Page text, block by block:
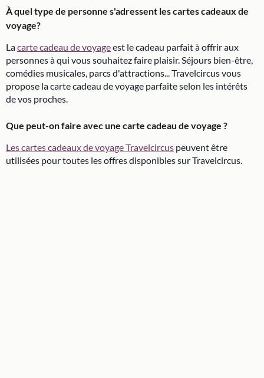
À quel type de personne s'adressent les cartes cadeaux de
voyage?
Lacarte cadeau de voyageest le cadeau parfait à offrir aux
personnes à qui vous souhaitez faire plaisir. Séjours bien-être,
comédies musicales, parcs d'attractions... Travelcircus vous
propose la carte cadeau de voyage parfaite selon les intérêts
de vos proches.
Que peut-on faire avec une carte cadeau de voyage ?
Les cartes cadeaux de voyage Travelcircus peuvent être
utilisées pour toutes les offres disponibles sur Travelcircus.